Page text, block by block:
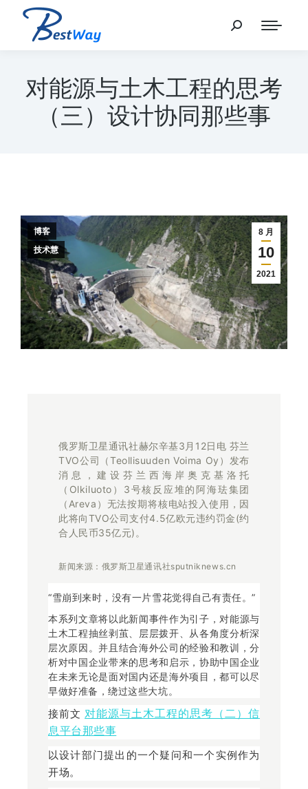
对能源与土木工程的思考
（三）设计协同那些事
8 月
10
2021
博客
技术慧
俄罗斯卫星通讯社赫尔辛基3月12日电 芬兰
TVO公司（Teollisuuden Voima Oy）发布
消息，建设芬兰西海岸奥克基洛托
（Olkiluoto）3号核反应堆的阿海珐集团
（Areva）无法按期将核电站投入使用，因
此将向TVO公司支付4.5亿欧元违约罚金(约
合人民币35亿元)。
新闻来源：俄罗斯卫星通讯社sputniknews.cn
“雪崩到来时，没有一片雪花觉得自己有责任。”
本系列文章将以此新闻事件作为引子，对能源与
土木工程抽丝剥茧、层层拨开、从各角度分析深
层次原因。并且结合海外公司的经验和教训，分
析对中国企业带来的思考和启示，协助中国企业
在未来无论是面对国内还是海外项目，都可以尽
早做好准备，绕过这些大坑。
接前文对能源与土木工程的思考（二）信
息平台那些事
以设计部门提出的一个疑问和一个实例作为
开场。